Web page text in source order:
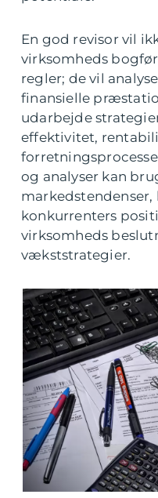
En god revisor vil
virksomheds
regler; de vil
finansielle
udarbejde
effektivitet,
og analyser kan
markedstendenser,
konkurrenters
virksomheds
vækststrategier.